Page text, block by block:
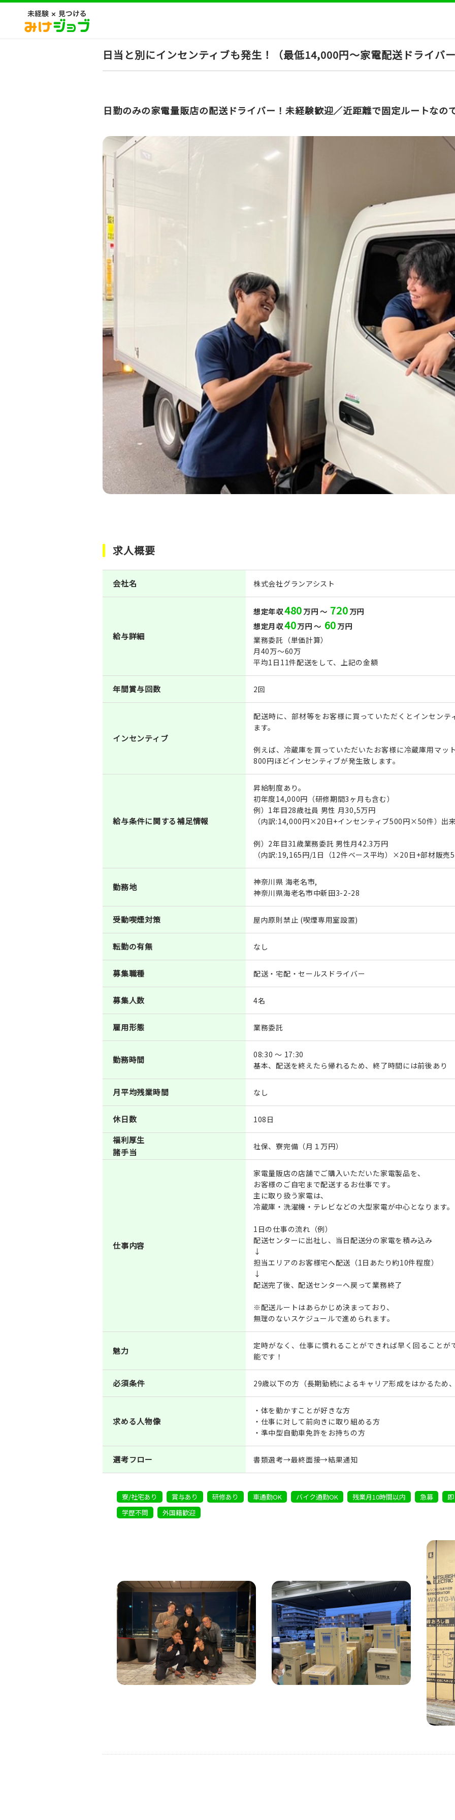
日当と別にインセンティブも発生！（最低14,000円〜家電配送ドライバ
日勤のみの家電量販店の配送ドライバー！未経験歓迎／近距離で固定ルートな
求人概要
会社名 株式会社グランアシスト
給与詳細
想定年収480 万円 ～ 720 万円
想定月収40万円 ～ 60 万円
業務委託（単価計算）
月40万〜60万
平均1日11件配送をして、上記の金額
年間賞与回数 2回
インセンティブ
配送時に、部材等をお客様に買っていただくとインセン
ます。
例えば、冷蔵庫を買っていただいたお客様に冷蔵庫用マッ
800円ほどインセンティブが発生致します。
給与条件に関する補足情報
昇給制度あり。
初年度14,000円（研修期間3ヶ月も含む）
例）1年目28歳社員 男性 月30,5万円
（内訳:14,000円×20日+インセンティブ500円×50件）出
例）2年目31歳業務委託 男性月42.3万円
（内訳:19,165円/1日（12件ベース平均）×20日+部材販
勤務地
神奈川県 海老名市,
神奈川県海老名市中新田3-2-28
受動喫煙対策 屋内原則禁止 (喫煙専用室設置)
転勤の有無 なし
募集職種 配送・宅配・セールスドライバー
募集人数 4名
雇用形態 業務委託
勤務時間
08:30 ～ 17:30
基本、配送を終えたら帰れるため、終了時間には前後あり
月平均残業時間 なし
休日数 108日
福利厚生
諸手当
社保、寮完備（月１万円）
仕事内容
家電量販店の店舗でご購入いただいた家電製品を、
お客様のご自宅まで配送するお仕事です。
主に取り扱う家電は、
冷蔵庫・洗濯機・テレビなどの大型家電が中心となります。
1日の仕事の流れ（例）
配送センターに出社し、当日配送分の家電を積み込み
↓
担当エリアのお客様宅へ配送（1日あたり約10件程度）
↓
配送完了後、配送センターへ戻って業務終了
※配送ルートはあらかじめ決まっており、
無理のないスケジュールで進められます。
魅力
定時がなく、仕事に慣れることができれば早く回ること
能です！
必須条件 29歳以下の方（長期勤続によるキャリア形成をはかるため
求める人物像
・体を動かすことが好きな方
・仕事に対して前向きに取り組める方
・準中型自動車免許をお持ちの方
選考フロー 書類選考→最終面接→結果通知
寮/社宅あり 賞与あり 研修あり 車通勤OK バイク通勤OK 残業月10時間以内 急募
学歴不問
外国籍歓迎